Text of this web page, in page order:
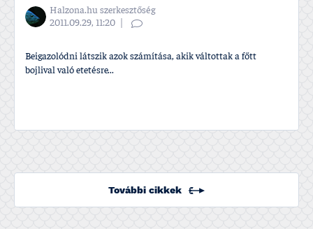
Halzona.hu szerkesztőség
2011.09.29, 11:20
Beigazolódni látszik azok számí­tása, akik váltottak a főtt
bojlival való etetésre...
További cikkek